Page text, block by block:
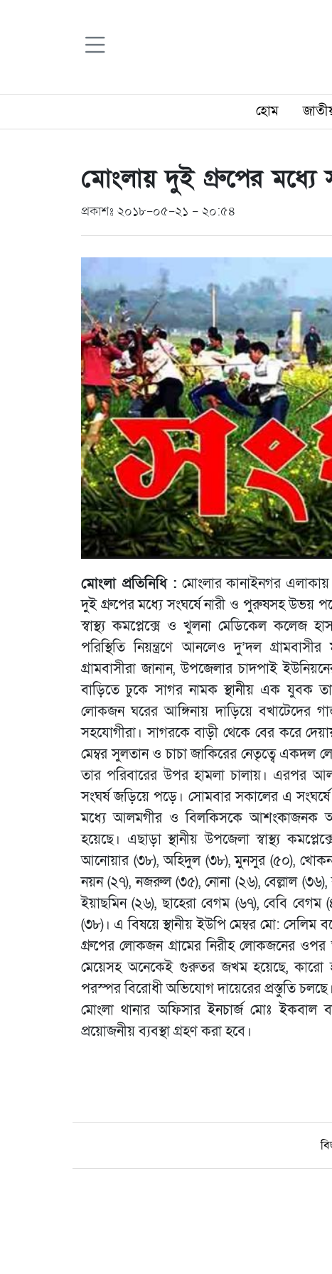
হোম
মোংলায় দুই গ্রুপের
প্রকাশঃ ২০১৮-০৫-২১ - ২০:৫৪
মোংলা প্রতিনিধি : মোংলার কানাইনগর
দুই গ্রুপের মধ্যে সংঘর্ষে নারী ও পুরুষসহ উভয়
স্বাস্থ্য কমপ্লেক্সে ও খুলনা মেডিকেল কলেজ
পরিস্থিতি নিয়ন্ত্রণে আনলেও দু’দল
গ্রামবাসীরা জানান, উপজেলার চাদপাই
বাড়িতে ঢুকে সাগর নামক স্থানীয় এক যুবক
লোকজন ঘরের আঙ্গিনায় দাড়িয়ে বখাটেদের
সহযোগীরা। সাগরকে বাড়ী থেকে বের করে
মেম্বর সুলতান ও চাচা জাকিরের নেতৃত্বে
তার পরিবারের উপর হামলা চালায়। এরপর
সংঘর্ষ জড়িয়ে পড়ে। সোমবার সকালের এ
মধ্যে আলমগীর ও বিলকিসকে আশংকাজনক
হয়েছে। এছাড়া স্থানীয় উপজেলা স্বাস্থ্য
আনোয়ার (৩৮), অহিদুল (৩৮), মুনসুর (৫০),
নয়ন (২৭), নজরুল (৩৫), নোনা (২৬), বেল্লাল
ইয়াছমিন (২৬), ছাহেরা বেগম (৬৭), বেবি
(৩৮)। এ বিষয়ে স্থানীয় ইউপি মেম্বর মো: সেলিম
গ্রুপের লোকজন গ্রামের নিরীহ লোকজনের ওপর
মেয়েসহ অনেকেই গুরুতর জখম হয়েছে, কারো
পরস্পর বিরোধী অভিযোগ দায়েরের প্রস্তুতি চলছে।
মোংলা থানার অফিসার ইনচার্জ মোঃ ইকবাল
প্রয়োজনীয় ব্যবস্থা গ্রহণ করা হবে।